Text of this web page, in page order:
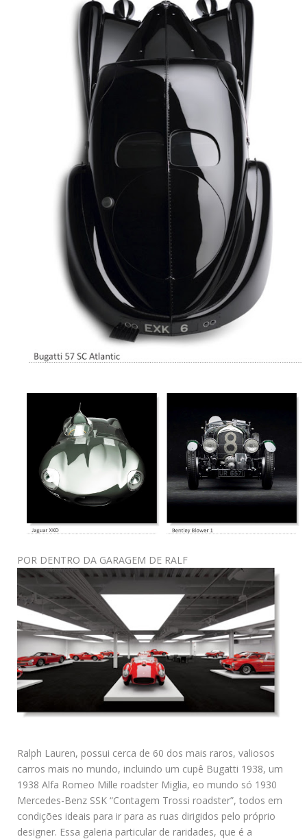
POR DENTRO DA GARAGEM DE RALF
Ralph Lauren, possui cerca de 60 dos mais raros, valiosos
carros mais no mundo, incluindo um cupê Bugatti 1938, um
1938 Alfa Romeo Mille roadster Miglia, eo mundo só 1930
Mercedes-Benz SSK “Contagem Trossi roadster”, todos em
condições ideais para ir para as ruas dirigidos pelo próprio
designer. Essa galeria particular de raridades, que é a